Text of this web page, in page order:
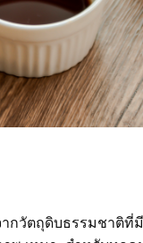
กวัตถุดิบธรรมชาติที่